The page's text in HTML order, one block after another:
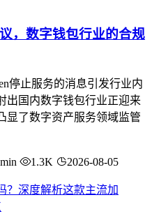
，数字钱包行业的合规
停止服务的消息引发行业内
出国内数字钱包行业正迎来
显了数字资产服务领域监管
1.3K 2026-08-05